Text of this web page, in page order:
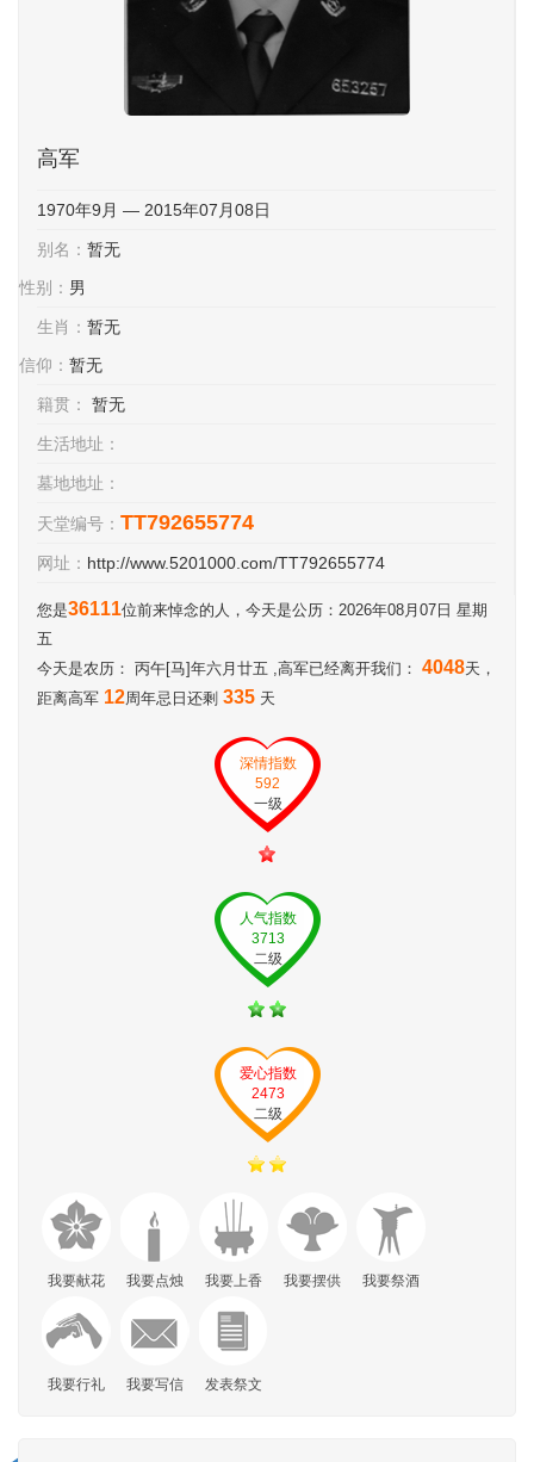
高军
1970年9月 — 2015年07月08日
别名： 暂无
性别： 男
生肖： 暂无
信仰： 暂无
籍贯： 暂无
生活地址：
墓地地址：
天堂编号： TT792655774
网址： http://www.5201000.com/TT792655774
您是36111位前来悼念的人，今天是公历：2026年08月07日 星期
五
今天是农历： 丙午[马]年六月廿五 ,高军已经离开我们： 4048天，
距离高军 12周年忌日还剩 335 天
深情指数
592
一级
人气指数
3713
二级
爱心指数
2473
二级
我要献花 我要点烛 我要上香 我要摆供 我要祭酒
我要行礼 我要写信 发表祭文